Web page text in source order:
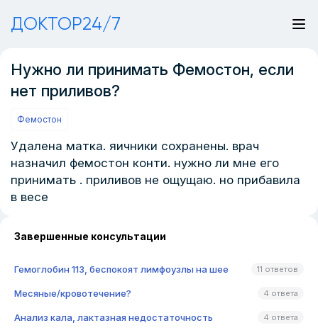
ДОКТОР24/7
Нужно ли принимать Фемостон, если
нет приливов?
Фемостон
Удалена матка. яичники сохранены. врач
назначил фемостон конти. нужно ли мне его
принимать . приливов не ощущаю. но прибавила
в весе
Завершенные консультации
Гемоглобин 113, беспокоят лимфоузлы на шее 11 ответов
Месяные/кровотечение? 4 ответа
Анализ кала, лактазная недостаточность 4 ответа